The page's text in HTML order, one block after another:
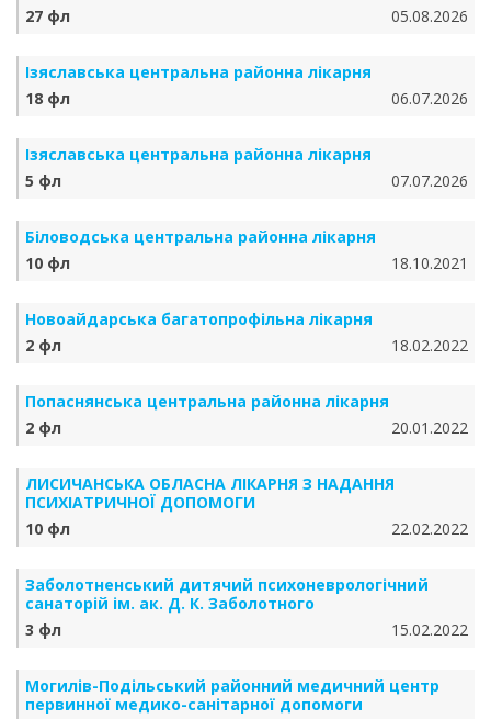
27 фл 05.08.2026
Ізяславська центральна районна лікарня
18 фл
06.07.2026
Ізяславська центральна районна лікарня
5 фл
07.07.2026
Біловодська центральна районна лікарня
10 фл
18.10.2021
Новоайдарська багатопрофільна лікарня
2 фл
18.02.2022
Попаснянська центральна районна лікарня
2 фл
20.01.2022
ЛИСИЧАНСЬКА ОБЛАСНА ЛІКАРНЯ З НАДАННЯ
ПСИХІАТРИЧНОЇ ДОПОМОГИ
10 фл
22.02.2022
Заболотненський дитячий психоневрологічний
санаторій ім. ак. Д. К. Заболотного
3 фл
15.02.2022
Могилів-Подільський районний медичний центр
первинної медико-санітарної допомоги